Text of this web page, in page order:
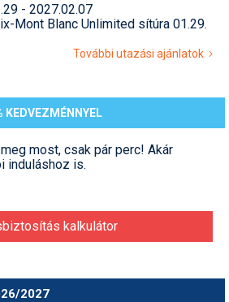
- 2027.02.07
Mont Blanc Unlimited sítúra 01.29.
További utazási ajánlatok
KEDVEZMÉNNYEL
most, csak pár perc! Akár
induláshoz is.
kalkulátor
2027